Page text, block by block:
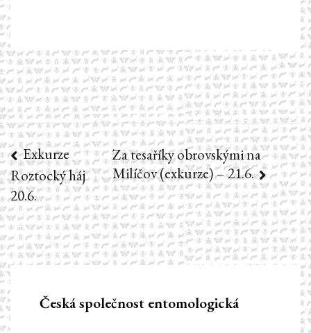
Navigace
pro
příspěvek
Exkurze
Roztocký háj
20.6.
Za tesaříky obrovskými na
Milíčov (exkurze) – 21.6.
Česká společnost entomologická